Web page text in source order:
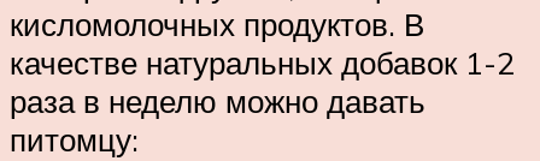
кисломолочных продуктов. В
качестве натуральных добавок 1-2
раза в неделю можно давать
питомцу: